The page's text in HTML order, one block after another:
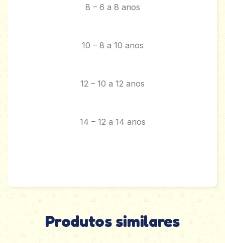
8 – 6 a 8 anos
10 – 8 a 10 anos
12 – 10 a 12 anos
14 – 12 a 14 anos
Produtos similares